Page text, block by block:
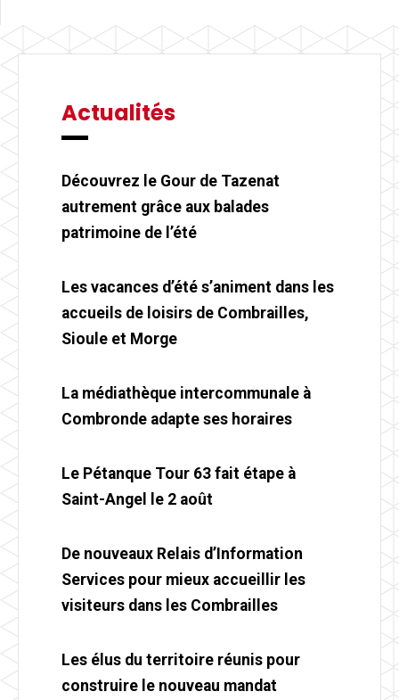
Actualités
Découvrez le Gour de Tazenat
autrement grâce aux balades
patrimoine de l’été
Les vacances d’été s’animent dans les
accueils de loisirs de Combrailles,
Sioule et Morge
La médiathèque intercommunale à
Combronde adapte ses horaires
Le Pétanque Tour 63 fait étape à
Saint-Angel le 2 août
De nouveaux Relais d’Information
Services pour mieux accueillir les
visiteurs dans les Combrailles
Les élus du territoire réunis pour
construire le nouveau mandat